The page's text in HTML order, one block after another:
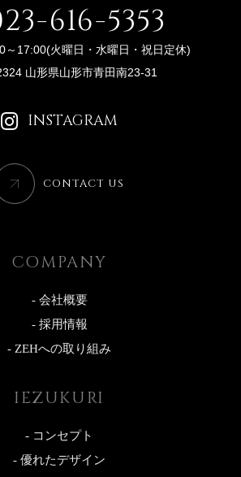
616-5353
～17:00(火曜日・水曜日・祝日定休)
山形県山形市青田南23-31
INSTAGRAM
CONTACT US
COMPANY
- 会社概要
- 採用情報
- ZEHへの取り組み
IEZUKURI
- コンセプト
- 優れたデザイン